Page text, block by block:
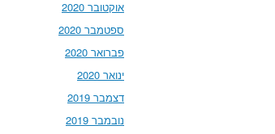
אוקטובר 2020
ספטמבר 2020
פברואר 2020
ינואר 2020
דצמבר 2019
נובמבר 2019